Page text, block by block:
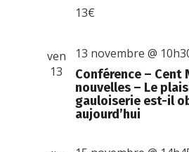
13€
ven
13
Conférence – Cent
nouvelles – Le
gauloiserie est-il
aujourd’hui
13 novembre @